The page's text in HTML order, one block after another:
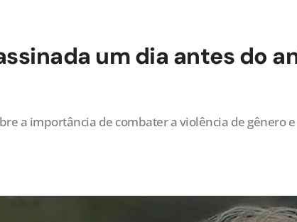
um dia antes do
a importância de combater a violência de gênero